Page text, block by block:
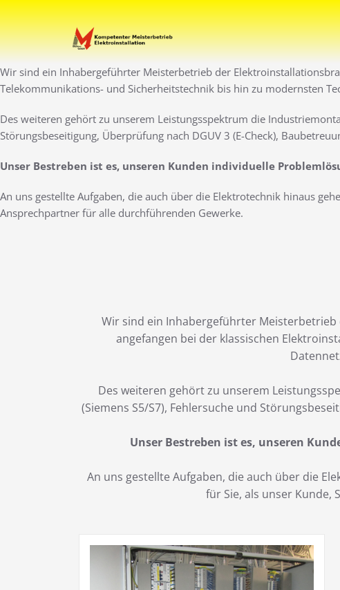
Zum
Inhalt
springen
Elektro Martini
Ihr Elektro-Dienstleister in
Wir sind ein Inhabergeführter Meisterbetrieb der
Telekommunikations- und Sicherheitstechnik bis hin zu modernsten
Des weiteren gehört zu unserem Leistungsspektrum die
Störungsbeseitigung, Überprüfung nach DGUV 3 (E-Check),
Unser Bestreben ist es, unseren Kunden individuelle
An uns gestellte Aufgaben, die auch über die Elektrotechnik hinaus
Ansprechpartner für alle durchführenden Gewerke.
Wir sind ein Inhabergeführter
angefangen bei der klassischen
Des weiteren gehört zu unserem
(Siemens S5/S7), Fehlersuche und
Unser Bestreben ist es, unseren
An uns gestellte Aufgaben, die auch über die
für Sie, als unser Kunde,